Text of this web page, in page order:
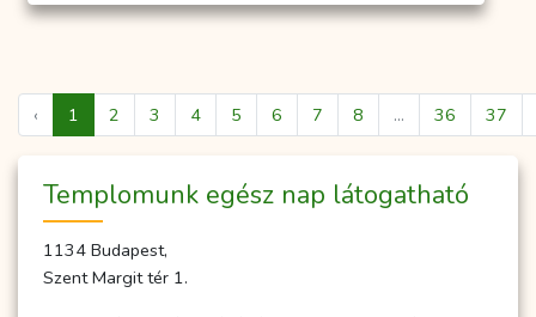
‹ 1 2 3 4 5 6 7 8 ... 36 37
Temp­­lo­­munk egész nap lá­to­gat­ha­tó
1134 Budapest,
Szent Margit tér 1.